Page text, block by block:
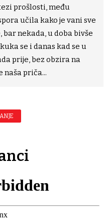
prošlosti, među
učila kako je vani sve
bar nekada, u doba bivše
se i danas kad se u
prije, bez obzira na
naša priča...